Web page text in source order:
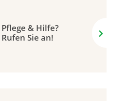
Pflege & Hilfe?
Rufen Sie an!